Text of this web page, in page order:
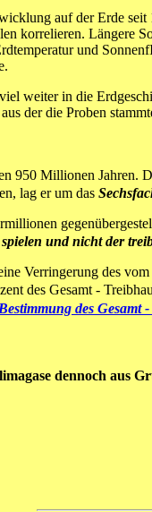
auf der Erde
korrelieren. Längere
und
weiter in die
der die Proben
950 Millionen Jahren.
lag er um das
und nicht der
Verringerung des
des Gesamt -
des Gesamt
dennoch aus